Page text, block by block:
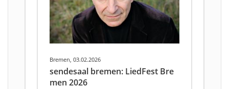
Bremen, 03.02.2026
sendesaal bremen: LiedFest Bre
men 2026